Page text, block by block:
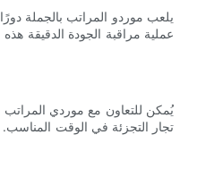
يلعب موردو المراتب بالجملة
عملية مراقبة الجودة الدقيقة
يُمكن للتعاون مع موردي المراتب
تجار التجزئة في الوقت المناسب.